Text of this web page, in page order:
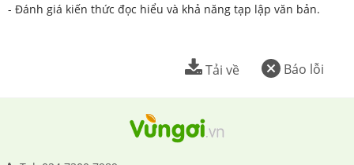
- Đánh giá kiến thức đọc hiểu và khả năng tạp lập văn bản.
Báo lỗi
Tải về